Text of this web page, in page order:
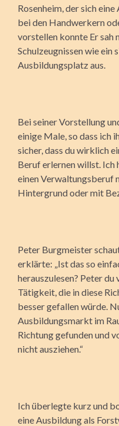
Rosenheim, der sich
bei den Handwerkern
vorstellen konnte Er sah
Schulzeugnissen wie ein
Ausbildungsplatz aus.
Bei seiner Vorstellung
einige Male, so dass ich
sicher, dass du wirklich
Beruf erlernen willst. Ich
einen Verwaltungsberuf
Hintergrund oder mit
Peter Burgmeister
erklärte: „Ist das so
herauszulesen? Peter
Tätigkeit, die in diese
besser gefallen würde.
Ausbildungsmarkt im
Richtung gefunden und
nicht ausziehen.“
Ich überlegte kurz und
eine Ausbildung als